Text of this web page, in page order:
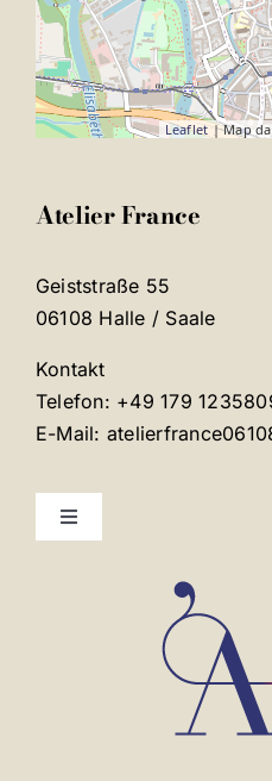
Leaflet | Map
Atelier France
Geiststraße 55
06108 Halle / Saale
Kontakt
Telefon: +49 179
E-Mail:
Toggle
Mentions légales